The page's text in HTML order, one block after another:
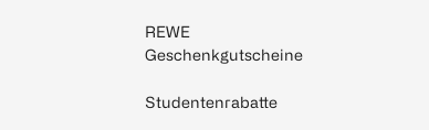
REWE
Geschenkgutscheine
Studentenrabatte